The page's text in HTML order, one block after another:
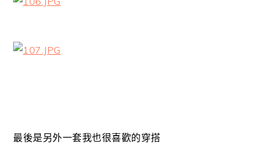
最後是另外一套我也很喜歡的穿搭